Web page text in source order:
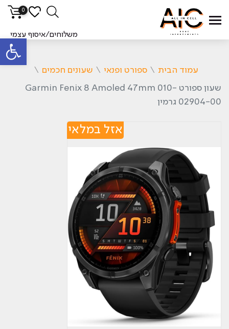
פתח
0
משלוחים/איסוף עצמי
עמוד הבית \ ספורט ופנאי \ שעונים חכמים \
‏שעון ספורט Garmin Fenix 8 Amoled 47mm 010-
02904-00 גרמין
אזל במלאי